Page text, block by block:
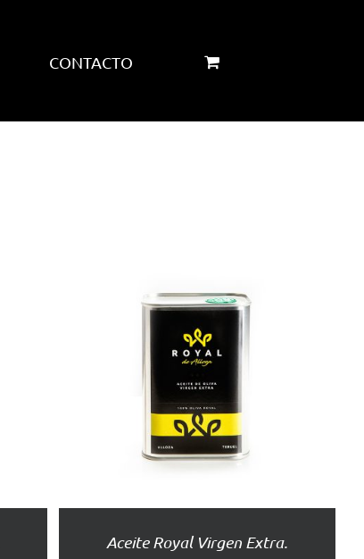
CONTACTO
AÑADIR AL
CARRITO
DETALLES
Aceite Royal Virgen Extra.